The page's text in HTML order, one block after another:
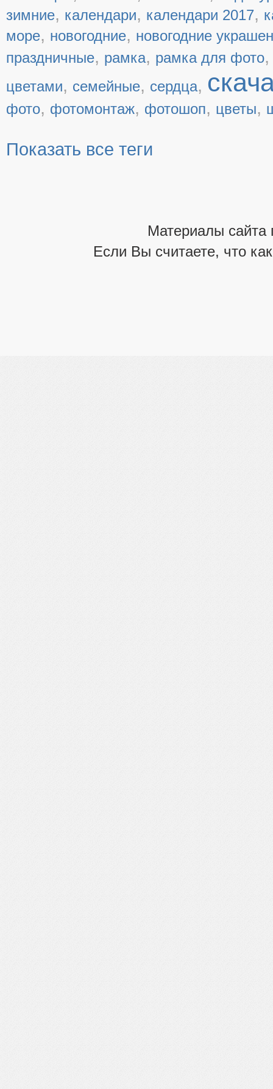
зимние, календари, календари 2017,
море, новогодние, новогодние
праздничные, рамка, рамка для фото
цветами, семейные, сердца,
фото, фотомонтаж, фотошоп, цветы,
Показать все теги
Материалы сайта
Если Вы считаете, что